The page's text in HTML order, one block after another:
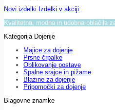
Novi izdelki Izdelki v akciji
Kvalitetna, modna in udobna oblačila
Kategorija Dojenje
Majice za dojenje
Prsne črpalke
Oblikovanje postave
Spalne srajce in pižame
Blazine za dojenje
Pripomočki za dojenje
Blagovne znamke